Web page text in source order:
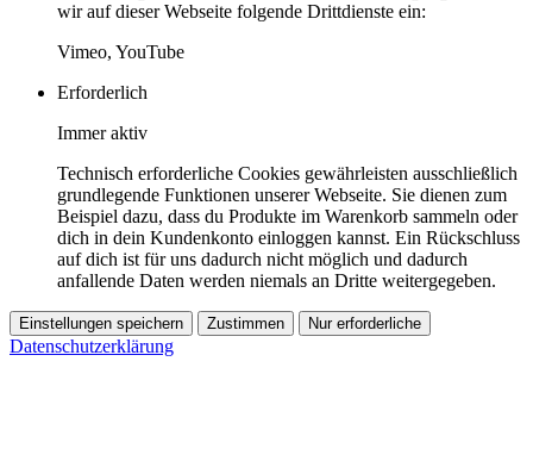
wir auf dieser Webseite folgende Drittdienste ein:
Vimeo, YouTube
Erforderlich
Immer aktiv
Technisch erforderliche Cookies gewährleisten ausschließlich
grundlegende Funktionen unserer Webseite. Sie dienen zum
Beispiel dazu, dass du Produkte im Warenkorb sammeln oder
dich in dein Kundenkonto einloggen kannst. Ein Rückschluss
auf dich ist für uns dadurch nicht möglich und dadurch
anfallende Daten werden niemals an Dritte weitergegeben.
Einstellungen speichern Zustimmen Nur erforderliche
Datenschutzerklärung